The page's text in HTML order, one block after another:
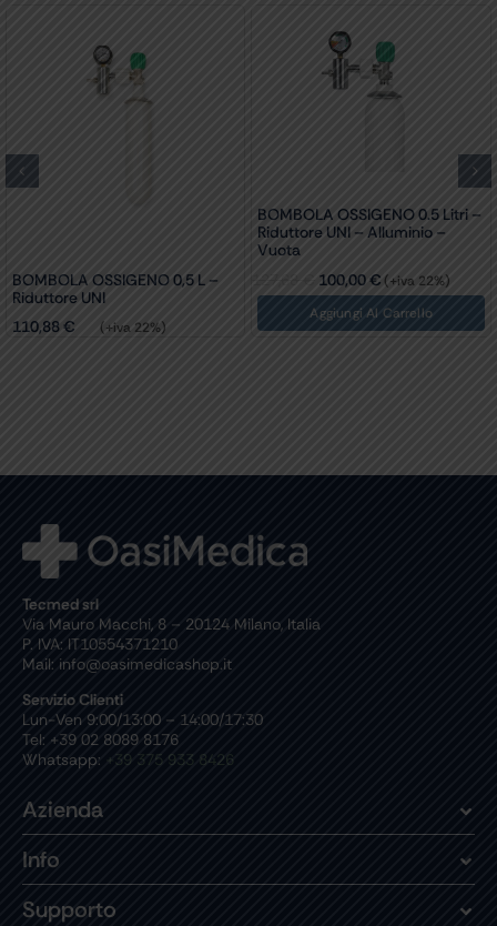
Il
prezzo
era:
100,00€Il
prezzo
è:
(+iva 22%)
BOMBOLA OSSIGENO 2 Litri –
Riduttore UNI
243,69
(+iva 22%)
Aggiungi Al Carrello
340,20
Tecmed srl
Via Mauro Macchi, 8 – 20124 Milano, Italia
P. IVA: IT10554371210
Mail: info@oasimedicashop.it
Servizio Clienti
Lun-Ven 9:00/13:00 – 14:00/17:30
Tel: +39 02 8089 8176
Whatsapp: +39 375 933 8426
Azienda
Info
Supporto